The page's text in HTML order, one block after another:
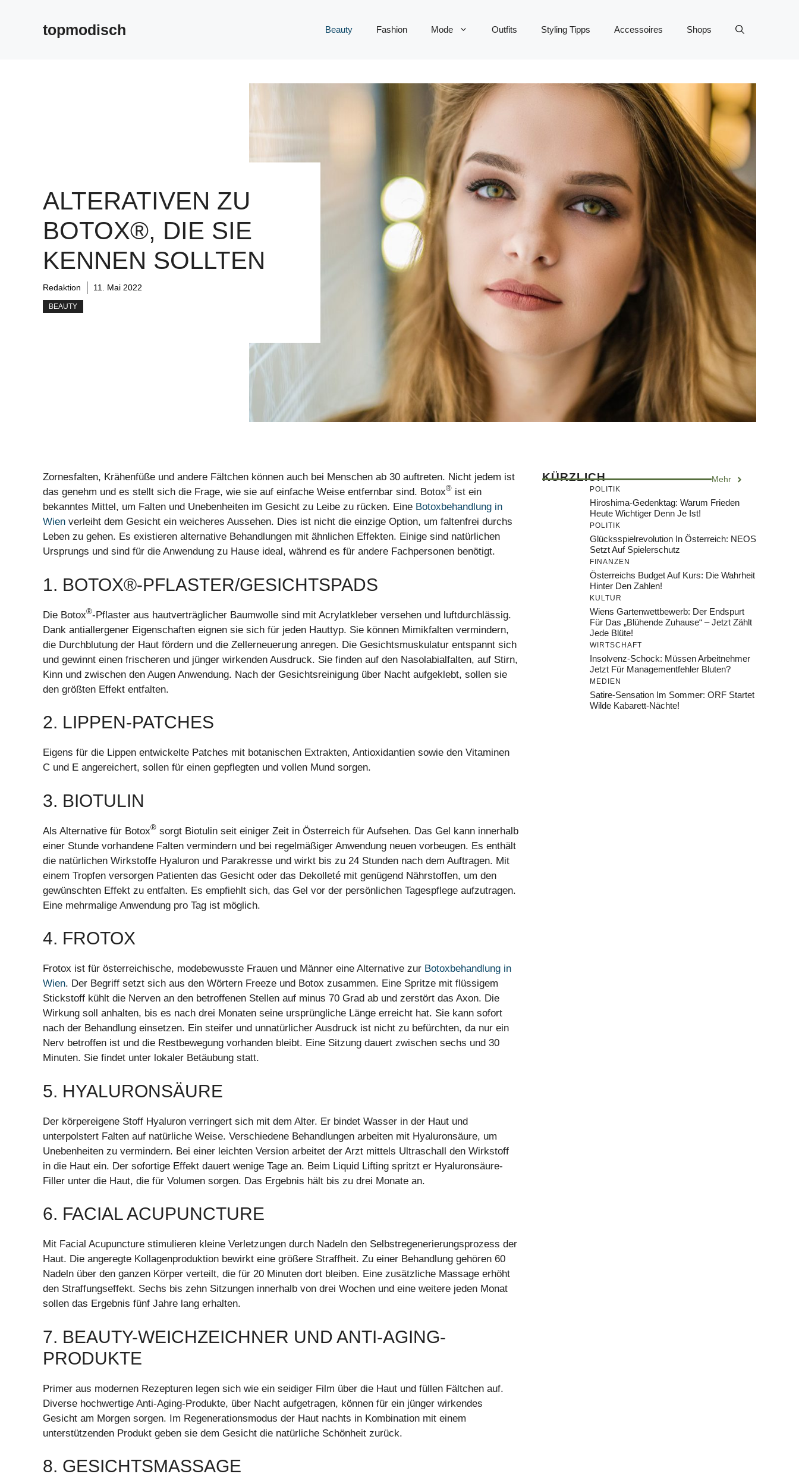
topmodisch Beauty Fashion Mode Outfits Styling Tipps Accessoires Shops
ALTERATIVEN ZU
BOTOX®, DIE SIE
KENNEN SOLLTEN
Redaktion 11. Mai 2022
BEAUTY
Zornesfalten, Krähenfüße und andere Fältchen können auch bei Menschen ab 30 auftreten. Nicht jedem ist
das genehm und es stellt sich die Frage, wie sie auf einfache Weise entfernbar sind. Botox® ist ein
bekanntes Mittel, um Falten und Unebenheiten im Gesicht zu Leibe zu rücken. Eine Botoxbehandlung in
Wien verleiht dem Gesicht ein weicheres Aussehen. Dies ist nicht die einzige Option, um faltenfrei durchs
Leben zu gehen. Es existieren alternative Behandlungen mit ähnlichen Effekten. Einige sind natürlichen
Ursprungs und sind für die Anwendung zu Hause ideal, während es für andere Fachpersonen benötigt.
1. BOTOX®-PFLASTER/GESICHTSPADS
Die Botox®-Pflaster aus hautverträglicher Baumwolle sind mit Acrylatkleber versehen und luftdurchlässig.
Dank antiallergener Eigenschaften eignen sie sich für jeden Hauttyp. Sie können Mimikfalten vermindern,
die Durchblutung der Haut fördern und die Zellerneuerung anregen. Die Gesichtsmuskulatur entspannt sich
und gewinnt einen frischeren und jünger wirkenden Ausdruck. Sie finden auf den Nasolabialfalten, auf Stirn,
Kinn und zwischen den Augen Anwendung. Nach der Gesichtsreinigung über Nacht aufgeklebt, sollen sie
den größten Effekt entfalten.
2. LIPPEN-PATCHES
Eigens für die Lippen entwickelte Patches mit botanischen Extrakten, Antioxidantien sowie den Vitaminen
C und E angereichert, sollen für einen gepflegten und vollen Mund sorgen.
3. BIOTULIN
Als Alternative für Botox® sorgt Biotulin seit einiger Zeit in Österreich für Aufsehen. Das Gel kann innerhalb
einer Stunde vorhandene Falten vermindern und bei regelmäßiger Anwendung neuen vorbeugen. Es enthält
die natürlichen Wirkstoffe Hyaluron und Parakresse und wirkt bis zu 24 Stunden nach dem Auftragen. Mit
einem Tropfen versorgen Patienten das Gesicht oder das Dekolleté mit genügend Nährstoffen, um den
gewünschten Effekt zu entfalten. Es empfiehlt sich, das Gel vor der persönlichen Tagespflege aufzutragen.
Eine mehrmalige Anwendung pro Tag ist möglich.
4. FROTOX
Frotox ist für österreichische, modebewusste Frauen und Männer eine Alternative zur Botoxbehandlung in
Wien. Der Begriff setzt sich aus den Wörtern Freeze und Botox zusammen. Eine Spritze mit flüssigem
Stickstoff kühlt die Nerven an den betroffenen Stellen auf minus 70 Grad ab und zerstört das Axon. Die
Wirkung soll anhalten, bis es nach drei Monaten seine ursprüngliche Länge erreicht hat. Sie kann sofort
nach der Behandlung einsetzen. Ein steifer und unnatürlicher Ausdruck ist nicht zu befürchten, da nur ein
Nerv betroffen ist und die Restbewegung vorhanden bleibt. Eine Sitzung dauert zwischen sechs und 30
Minuten. Sie findet unter lokaler Betäubung statt.
5. HYALURONSÄURE
Der körpereigene Stoff Hyaluron verringert sich mit dem Alter. Er bindet Wasser in der Haut und
unterpolstert Falten auf natürliche Weise. Verschiedene Behandlungen arbeiten mit Hyaluronsäure, um
Unebenheiten zu vermindern. Bei einer leichten Version arbeitet der Arzt mittels Ultraschall den Wirkstoff
in die Haut ein. Der sofortige Effekt dauert wenige Tage an. Beim Liquid Lifting spritzt er Hyaluronsäure-
Filler unter die Haut, die für Volumen sorgen. Das Ergebnis hält bis zu drei Monate an.
6. FACIAL ACUPUNCTURE
Mit Facial Acupuncture stimulieren kleine Verletzungen durch Nadeln den Selbstregenerierungsprozess der
Haut. Die angeregte Kollagenproduktion bewirkt eine größere Straffheit. Zu einer Behandlung gehören 60
Nadeln über den ganzen Körper verteilt, die für 20 Minuten dort bleiben. Eine zusätzliche Massage erhöht
den Straffungseffekt. Sechs bis zehn Sitzungen innerhalb von drei Wochen und eine weitere jeden Monat
sollen das Ergebnis fünf Jahre lang erhalten.
7. BEAUTY-WEICHZEICHNER UND ANTI-AGING-
PRODUKTE
Primer aus modernen Rezepturen legen sich wie ein seidiger Film über die Haut und füllen Fältchen auf.
Diverse hochwertige Anti-Aging-Produkte, über Nacht aufgetragen, können für ein jünger wirkendes
Gesicht am Morgen sorgen. Im Regenerationsmodus der Haut nachts in Kombination mit einem
unterstützenden Produkt geben sie dem Gesicht die natürliche Schönheit zurück.
8. GESICHTSMASSAGE
KÜRZLICH Mehr
POLITIK
Hiroshima-Gedenktag: Warum Frieden
Heute Wichtiger Denn Je Ist!
POLITIK
Glücksspielrevolution In Österreich: NEOS
Setzt Auf Spielerschutz
FINANZEN
Österreichs Budget Auf Kurs: Die Wahrheit
Hinter Den Zahlen!
KULTUR
Wiens Gartenwettbewerb: Der Endspurt
Für Das „Blühende Zuhause“ – Jetzt Zählt
Jede Blüte!
WIRTSCHAFT
Insolvenz-Schock: Müssen Arbeitnehmer
Jetzt Für Managementfehler Bluten?
MEDIEN
Satire-Sensation Im Sommer: ORF Startet
Wilde Kabarett-Nächte!